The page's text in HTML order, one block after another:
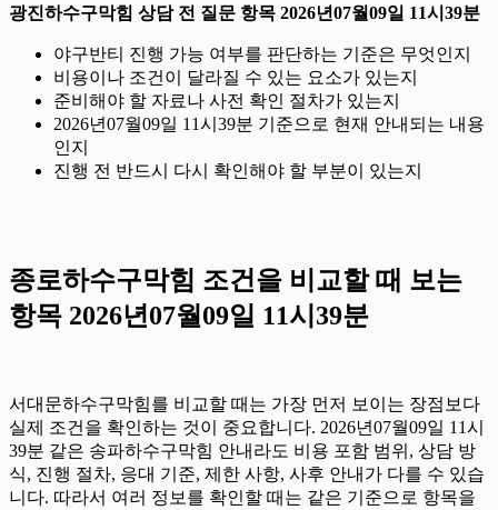
광진하수구막힘 상담 전 질문 항목 2026년07월09일 11시39분
야구반티 진행 가능 여부를 판단하는 기준은 무엇인지
비용이나 조건이 달라질 수 있는 요소가 있는지
준비해야 할 자료나 사전 확인 절차가 있는지
2026년07월09일 11시39분 기준으로 현재 안내되는 내용
인지
진행 전 반드시 다시 확인해야 할 부분이 있는지
종로하수구막힘 조건을 비교할 때 보는
항목 2026년07월09일 11시39분
서대문하수구막힘를 비교할 때는 가장 먼저 보이는 장점보다
실제 조건을 확인하는 것이 중요합니다. 2026년07월09일 11시
39분 같은 송파하수구막힘 안내라도 비용 포함 범위, 상담 방
식, 진행 절차, 응대 기준, 제한 사항, 사후 안내가 다를 수 있습
니다. 따라서 여러 정보를 확인할 때는 같은 기준으로 항목을